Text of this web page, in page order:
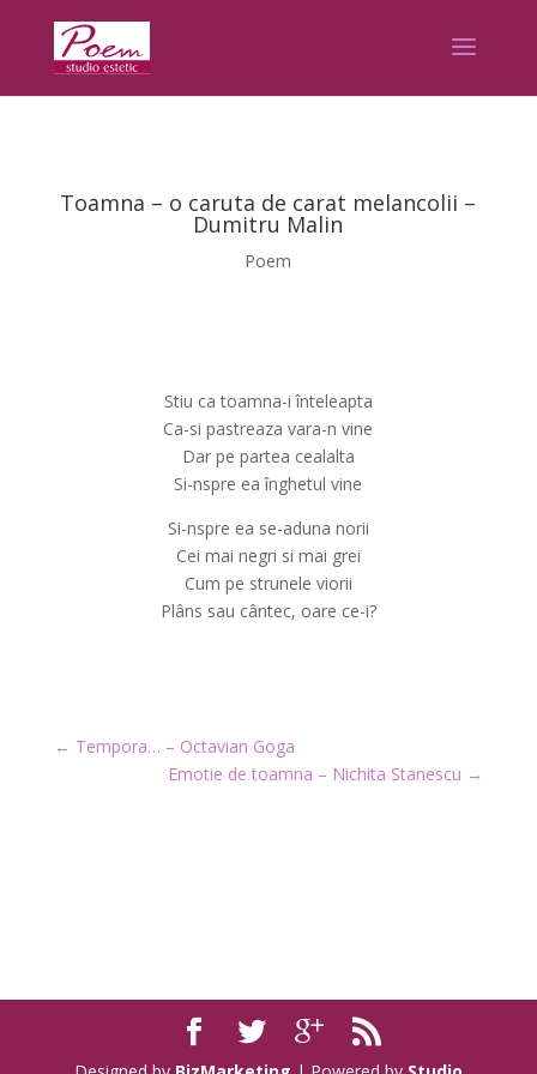
Toamna – o caruta de carat melancolii –
Dumitru Malin
Poem
Stiu ca toamna-i înteleapta
Ca-si pastreaza vara-n vine
Dar pe partea cealalta
Si-nspre ea înghetul vine
Si-nspre ea se-aduna norii
Cei mai negri si mai grei
Cum pe strunele viorii
Plâns sau cântec, oare ce-i?
← Tempora… – Octavian Goga
Emotie de toamna – Nichita Stanescu →